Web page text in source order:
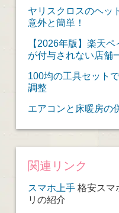
ヤリスクロスのヘッ
意外と簡単！
【2026年版】楽天
が付与されない店舗
100均の工具セット
調整
エアコンと床暖房の
関連リンク
スマホ上手格安スマ
リの紹介